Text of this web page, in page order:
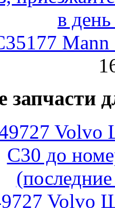
Volvo